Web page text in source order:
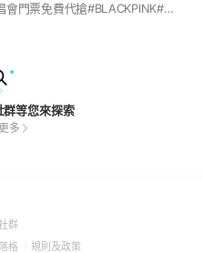
#演唱會#演唱會門票#演唱會門票免費代搶#BLACKPINK#蔡依林#五月天#張惠妹#動力火車#告五人#魏如萱#Øzi#玖壹壹#陳奕迅#理想混蛋#周杰倫#魏如萱#田馥甄#Gidle
群等您來探索
多
群(Open
格 (Open
規則及政策(Open